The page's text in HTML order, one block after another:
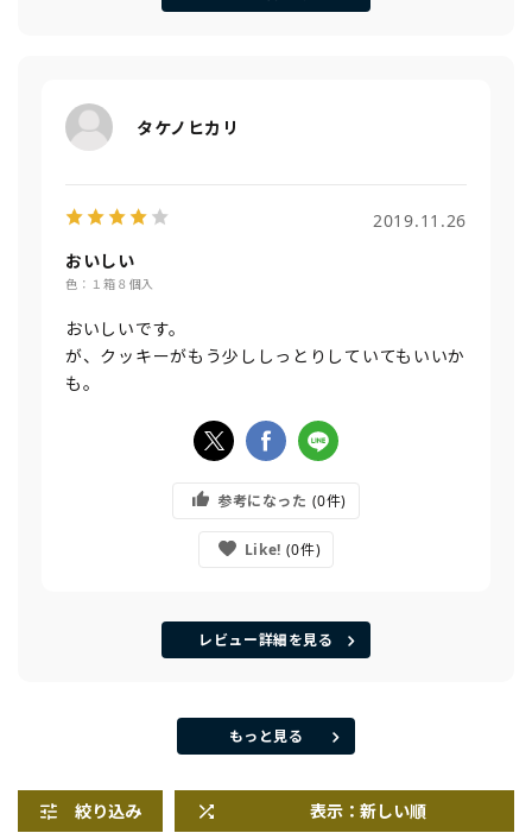
タケノヒカリ
2019.11.26
おいしい
色：１箱８個入
おいしいです。
が、クッキーがもう少ししっとりしていてもいいか
も。
参考になった 0
Like! 0
レビュー詳細を見る
もっと見る
絞り込み 表示：新しい順